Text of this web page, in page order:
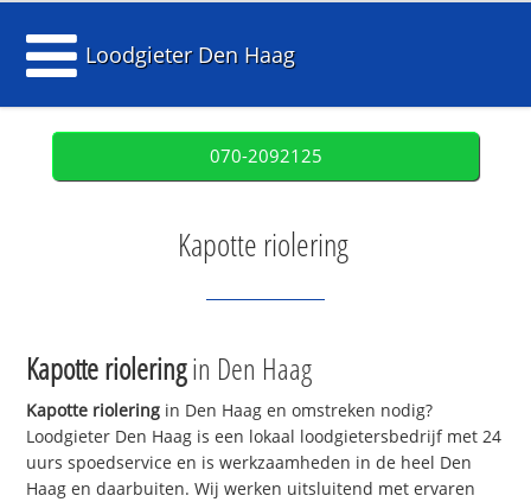
Loodgieter Den Haag
070-2092125
Kapotte riolering
Kapotte rioleringin Den Haag
Kapotte riolering in Den Haag en omstreken nodig?
Loodgieter Den Haag is een lokaal loodgietersbedrijf met 24
uurs spoedservice en is werkzaamheden in de heel Den
Haag en daarbuiten. Wij werken uitsluitend met ervaren